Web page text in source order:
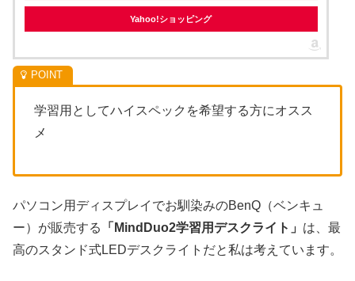
Yahoo!ショッピング
学習用としてハイスペックを希望する方にオスス
メ
パソコン用ディスプレイでお馴染みのBenQ（ベンキュ
ー）が販売する
「MindDuo2学習用デスクライト」 は、最
高のスタンド式LEDデスクライトだと私は考えています。